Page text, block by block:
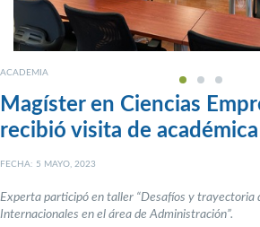
ACADEMIA
Magíster en Ciencias
recibió visita de
FECHA: 5 MAYO, 2023
Experta participó en taller “Desafíos y trayectoria
Internacionales en el área de Administración”.